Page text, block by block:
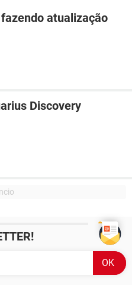
atualização
Discovery